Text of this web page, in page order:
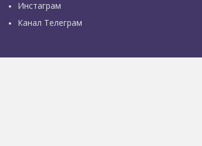
Инстаграм
Канал Телеграм